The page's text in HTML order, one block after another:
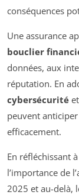
conséquences
Une assurance
bouclier
données, aux
réputation. En
cybersécurité
peuvent
efficacement.
En réfléchissant
l’importance de
2025 et au-delà,